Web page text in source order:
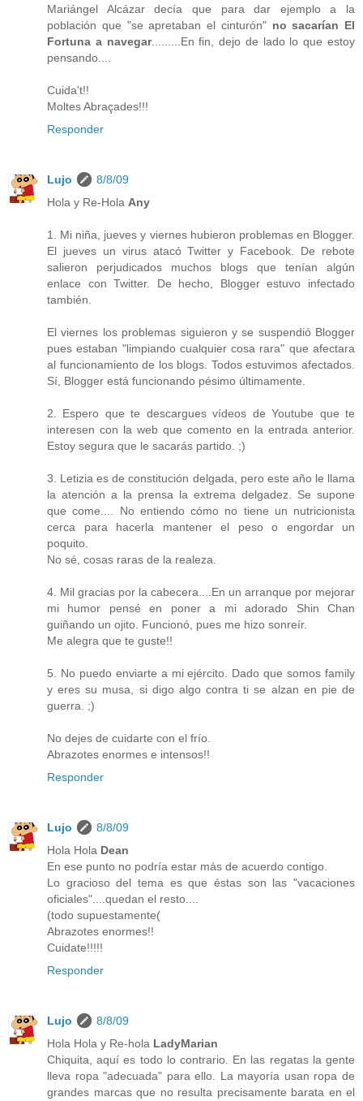
Mariángel Alcázar decía que para dar ejemplo a la
población que "se apretaban el cinturón" no sacarían El
Fortuna a navegar.........En fin, dejo de lado lo que estoy
pensando....
Cuida't!!
Moltes Abraçades!!!
Responder
Lujo
8/8/09
Hola y Re-Hola Any
1. Mi niña, jueves y viernes hubieron problemas en Blogger.
El jueves un virus atacó Twitter y Facebook. De rebote
salieron perjudicados muchos blogs que tenían algún
enlace con Twitter. De hecho, Blogger estuvo infectado
también.
El viernes los problemas siguieron y se suspendió Blogger
pues estaban "limpiando cualquier cosa rara" que afectara
al funcionamiento de los blogs. Todos estuvimos afectados.
Sí, Blogger está funcionando pésimo últimamente.
2. Espero que te descargues vídeos de Youtube que te
interesen con la web que comento en la entrada anterior.
Estoy segura que le sacarás partido. ;)
3. Letizia es de constitución delgada, pero este año le llama
la atención a la prensa la extrema delgadez. Se supone
que come.... No entiendo cómo no tiene un nutricionista
cerca para hacerla mantener el peso o engordar un
poquito.
No sé, cosas raras de la realeza.
4. Mil gracias por la cabecera....En un arranque por mejorar
mi humor pensé en poner a mi adorado Shin Chan
guiñando un ojito. Funcionó, pues me hizo sonreír.
Me alegra que te guste!!
5. No puedo enviarte a mi ejército. Dado que somos family
y eres su musa, si digo algo contra ti se alzan en pie de
guerra. ;)
No dejes de cuidarte con el frío.
Abrazotes enormes e intensos!!
Responder
Lujo
8/8/09
Hola Hola Dean
En ese punto no podría estar más de acuerdo contigo.
Lo gracioso del tema es que éstas son las "vacaciones
oficiales"....quedan el resto....
(todo supuestamente(
Abrazotes enormes!!
Cuidate!!!!!
Responder
Lujo
8/8/09
Hola Hola y Re-hola LadyMarian
Chiquita, aquí es todo lo contrario. En las regatas la gente
lleva ropa "adecuada" para ello. La mayoría usan ropa de
grandes marcas que no resulta precisamente barata en el